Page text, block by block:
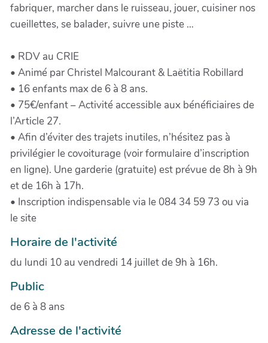
fabriquer, marcher dans le ruisseau, jouer, cuisiner nos
cueillettes, se balader, suivre une piste …
• RDV au CRIE
• Animé par Christel Malcourant & Laëtitia Robillard
• 16 enfants max de 6 à 8 ans.
• 75€/enfant – Activité accessible aux bénéficiaires de
l’Article 27.
• Afin d’éviter des trajets inutiles, n’hésitez pas à
privilégier le covoiturage (voir formulaire d’inscription
en ligne). Une garderie (gratuite) est prévue de 8h à 9h
et de 16h à 17h.
• Inscription indispensable via le 084 34 59 73 ou via
le site
Horaire de l'activité
du lundi 10 au vendredi 14 juillet de 9h à 16h.
Public
de 6 à 8 ans
Adresse de l'activité